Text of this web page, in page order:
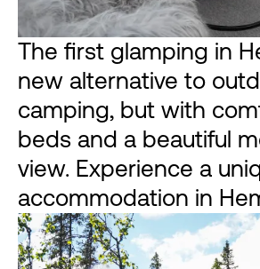
The first glamping in
new alternative to
camping, but with
beds and a beautiful
view. Experience a
accommodation in